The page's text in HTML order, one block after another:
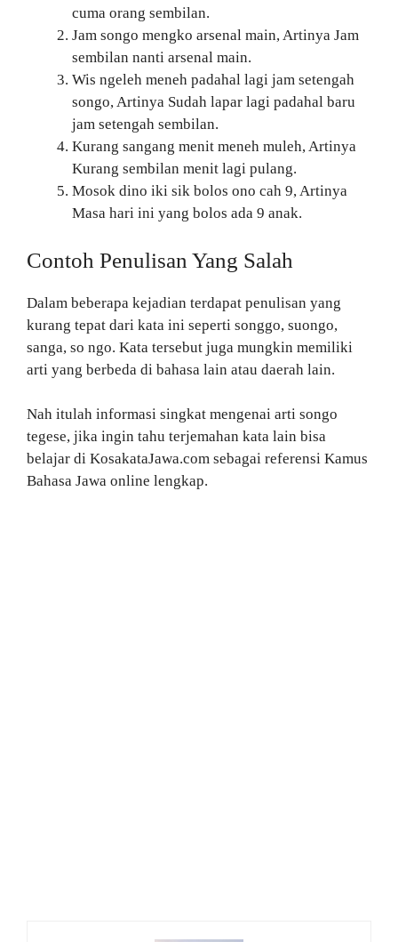
cuma orang sembilan.
Jam songo mengko arsenal main, Artinya Jam
sembilan nanti arsenal main.
Wis ngeleh meneh padahal lagi jam setengah
songo, Artinya Sudah lapar lagi padahal baru
jam setengah sembilan.
Kurang sangang menit meneh muleh, Artinya
Kurang sembilan menit lagi pulang.
Mosok dino iki sik bolos ono cah 9, Artinya
Masa hari ini yang bolos ada 9 anak.
Contoh Penulisan Yang Salah
Dalam beberapa kejadian terdapat penulisan yang
kurang tepat dari kata ini seperti songgo, suongo,
sanga, so ngo. Kata tersebut juga mungkin memiliki
arti yang berbeda di bahasa lain atau daerah lain.
Nah itulah informasi singkat mengenai arti songo
tegese, jika ingin tahu terjemahan kata lain bisa
belajar di KosakataJawa.com sebagai referensi Kamus
Bahasa Jawa online lengkap.